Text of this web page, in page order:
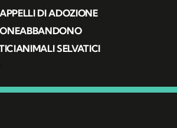
DI ADOZIONE
ABBANDONO
ANIMALI SELVATICI